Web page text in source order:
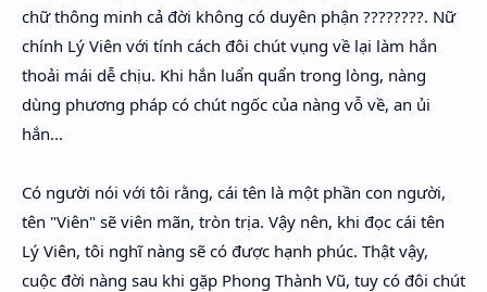
chữ thông minh cả đời không có duyên phận ????????. Nữ
chính Lý Viên với tính cách đôi chút vụng về lại làm hắn
thoải mái dễ chịu. Khi hắn luẩn quẩn trong lòng, nàng
dùng phương pháp có chút ngốc của nàng vỗ về, an ủi
hắn...
Có người nói với tôi rằng, cái tên là một phần con người,
tên "Viên" sẽ viên mãn, tròn trịa. Vậy nên, khi đọc cái tên
Lý Viên, tôi nghĩ nàng sẽ có được hạnh phúc. Thật vậy,
cuộc đời nàng sau khi gặp Phong Thành Vũ, tuy có đôi chút